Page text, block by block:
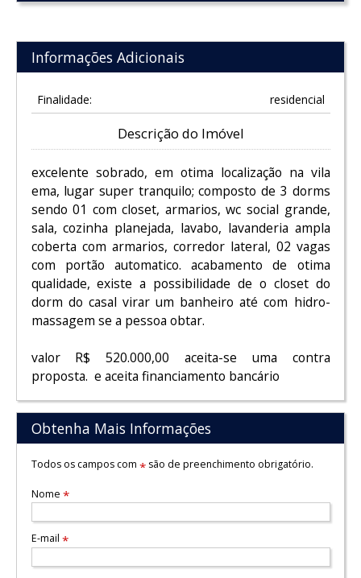
Informações Adicionais
Finalidade: residencial
Descrição do Imóvel
excelente sobrado, em otima localização na vila
ema, lugar super tranquilo; composto de 3 dorms
sendo 01 com closet, armarios, wc social grande,
sala, cozinha planejada, lavabo, lavanderia ampla
coberta com armarios, corredor lateral, 02 vagas
com portão automatico. acabamento de otima
qualidade, existe a possibilidade de o closet do
dorm do casal virar um banheiro até com hidro-
massagem se a pessoa obtar.
valor R$ 520.000,00 aceita-se uma contra
proposta. e aceita financiamento bancário
Obtenha Mais Informações
Todos os campos com *são de preenchimento obrigatório.
Nome *
E-mail *